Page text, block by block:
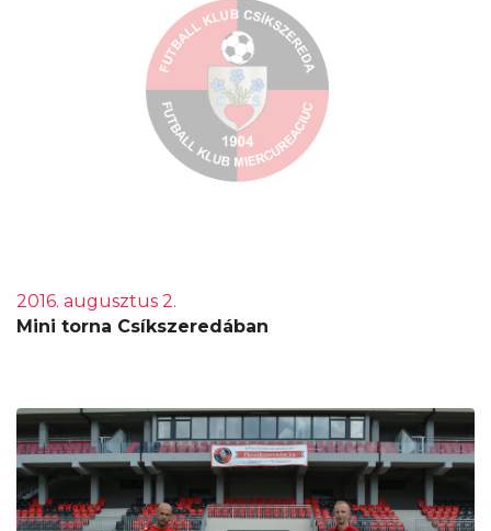
2016. augusztus 2.
Mini torna Csíkszeredában